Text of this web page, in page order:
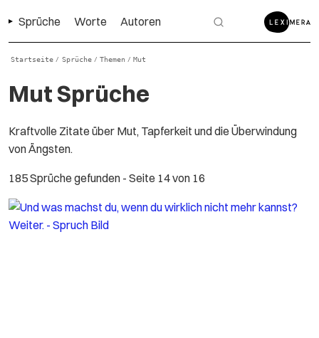
Sprüche Worte Autoren
Startseite / Sprüche / Themen / Mut
Mut Sprüche
Kraftvolle Zitate über Mut, Tapferkeit und die Überwindung
von Ängsten.
185 Sprüche gefunden - Seite 14 von 16